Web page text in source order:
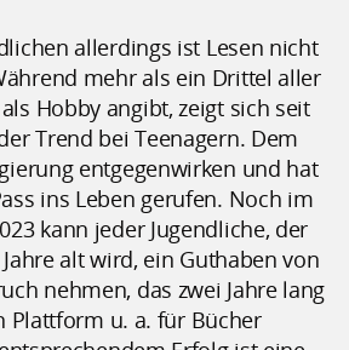
allerdings ist Lesen nicht
mehr als ein Drittel aller
Hobby angibt, zeigt sich seit
Trend bei Teenagern. Dem
entgegenwirken und hat
ins Leben gerufen. Noch im
kann jeder Jugendliche, der
alt wird, ein Guthaben von
nehmen, das zwei Jahre lang
Plattform u. a. für Bücher